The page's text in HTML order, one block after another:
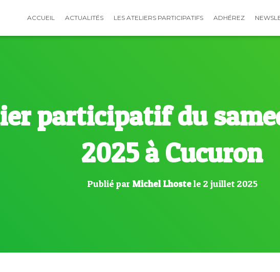
ACCUEIL ACTUALITÉS LES ATELIERS PARTICIPATIFS ADHÉREZ
participatif du
2025 à Cucuron
Publié par Michel Lhostele 2 juillet 2025